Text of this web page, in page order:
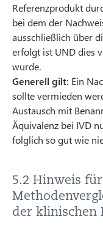
Referenzprodukt
bei dem der
ausschließlich über
erfolgt ist UND dies
wurde.
Generell gilt: Ein
sollte vermieden
Austausch mit
Äquivalenz bei IVD
folglich so gut wie
5.2 Hinweis
der klinischen